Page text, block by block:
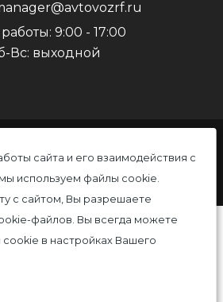
сайта и его взаимодействия с
используем файлы cookie.
с сайтом, Вы разрешаете
файлов. Вы всегда можете
в настройках Вашего
9:00 - 17:00
Вс: выходной
конфиденциальности